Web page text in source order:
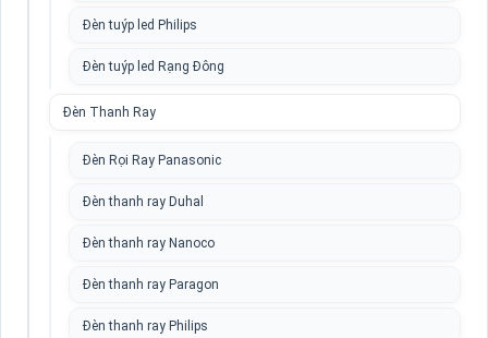
Đèn tuýp led Philips
Đèn tuýp led Rạng Đông
Đèn Thanh Ray
Đèn Rọi Ray Panasonic
Đèn thanh ray Duhal
Đèn thanh ray Nanoco
Đèn thanh ray Paragon
Đèn thanh ray Philips